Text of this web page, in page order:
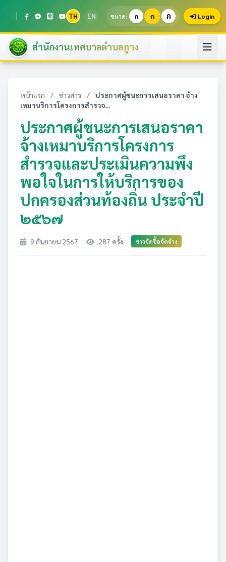
TH EN ขนาด: ก ก ก Login
สำนักงานเทศบาลตำบลภูวง
หน้าแรก / ข่าวสาร /
ประกาศผู้ชนะการเสนอราคา จ้าง
เหมาบริการโครงการสำรวจ...
ประกาศผู้ชนะการเสนอราคา
จ้างเหมาบริการโครงการ
สำรวจและประเมินความพึง
พอใจในการให้บริการของ
ปกครองส่วนท้องถิ่น ประจำปี
๒๕๖๗
9 กันยายน 2567 287 ครั้ง ข่าวจัดซื้อจัดจ้าง